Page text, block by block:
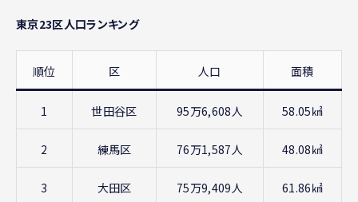
東京23区人口ランキング
順位 区 人口 面積
1 世田谷区 95万6,608人 58.05㎢
2 練馬区 76万1,587人 48.08㎢
3 大田区 75万9,409人 61.86㎢